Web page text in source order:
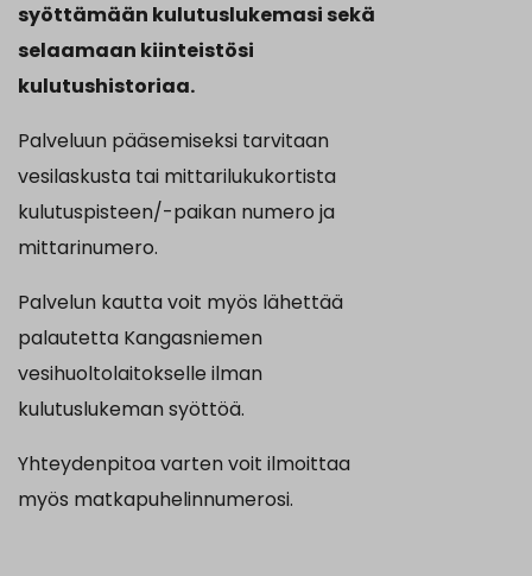
syöttämään kulutuslukemasi sekä
selaamaan kiinteistösi
kulutushistoriaa.
Palveluun pääsemiseksi tarvitaan
vesilaskusta tai mittarilukukortista
kulutuspisteen/-paikan numero ja
mittarinumero.
Palvelun kautta voit myös lähettää
palautetta Kangasniemen
vesihuoltolaitokselle ilman
kulutuslukeman syöttöä.
Yhteydenpitoa varten voit ilmoittaa
myös matkapuhelinnumerosi.